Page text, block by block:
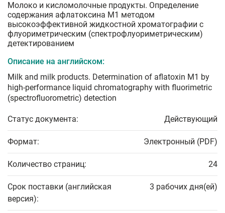
Молоко и кисломолочные продукты. Определение
содержания афлатоксина М1 методом
высокоэффективной жидкостной хроматографии с
флуориметрическим (спектрофлуориметрическим)
детектированием
Описание на английском:
Milk and milk products. Determination of aflatoxin M1 by
high-performance liquid chromatography with fluorimetric
(spectrofluorometric) detection
Статус документа: Действующий
Формат: Электронный (PDF)
Количество страниц: 24
Срок поставки (английская
версия):
3 рабочих дня(ей)